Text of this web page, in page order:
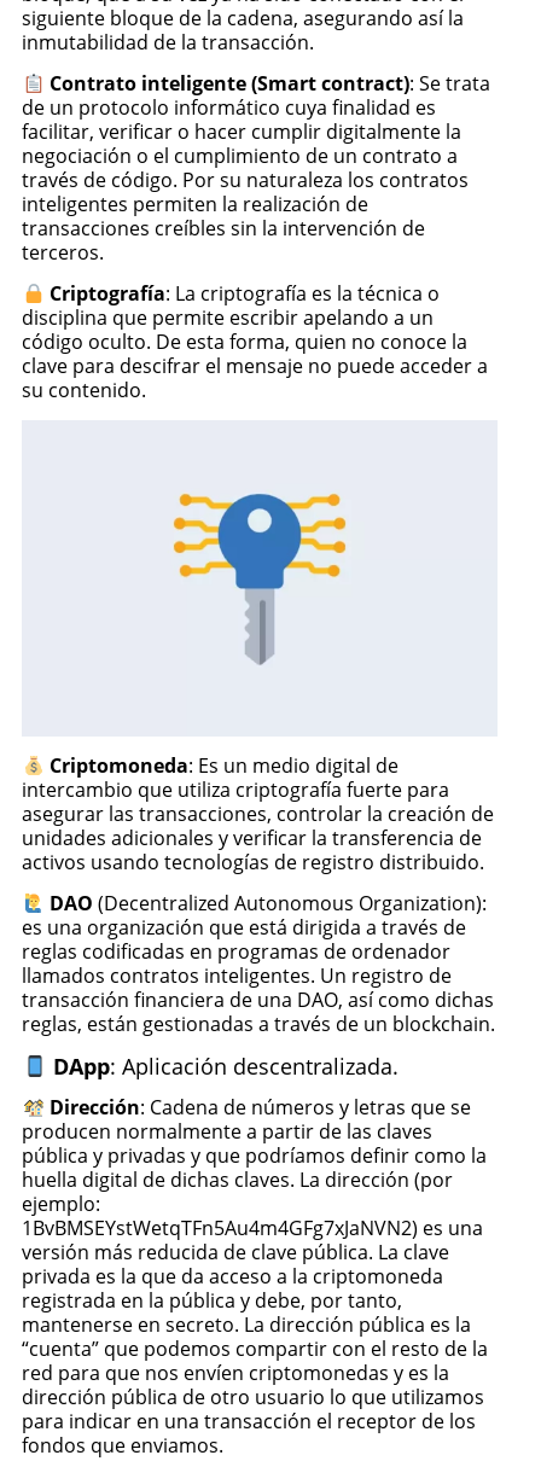
siguiente bloque de la cadena, asegurando así la
inmutabilidad de la transacción.
Contrato inteligente (Smart contract): Se trata
de un protocolo informático cuya finalidad es
facilitar, verificar o hacer cumplir digitalmente la
negociación o el cumplimiento de un contrato a
través de código. Por su naturaleza los contratos
inteligentes permiten la realización de
transacciones creíbles sin la intervención de
terceros.
Criptografía: La criptografía es la técnica o
disciplina que permite escribir apelando a un
código oculto. De esta forma, quien no conoce la
clave para descifrar el mensaje no puede acceder a
su contenido.
Criptomoneda: Es un medio digital de
intercambio que utiliza criptografía fuerte para
asegurar las transacciones, controlar la creación de
unidades adicionales y verificar la transferencia de
activos usando tecnologías de registro distribuido.
DAO (Decentralized Autonomous Organization):
es una organización que está dirigida a través de
reglas codificadas en programas de ordenador
llamados contratos inteligentes. Un registro de
transacción financiera de una DAO, así como dichas
reglas, están gestionadas a través de un blockchain.
DApp: Aplicación descentralizada.
Dirección: Cadena de números y letras que se
producen normalmente a partir de las claves
pública y privadas y que podríamos definir como la
huella digital de dichas claves. La dirección (por
ejemplo:
1BvBMSEYstWetqTFn5Au4m4GFg7xJaNVN2) es una
versión más reducida de clave pública. La clave
privada es la que da acceso a la criptomoneda
registrada en la pública y debe, por tanto,
mantenerse en secreto. La dirección pública es la
“cuenta” que podemos compartir con el resto de la
red para que nos envíen criptomonedas y es la
dirección pública de otro usuario lo que utilizamos
para indicar en una transacción el receptor de los
fondos que enviamos.